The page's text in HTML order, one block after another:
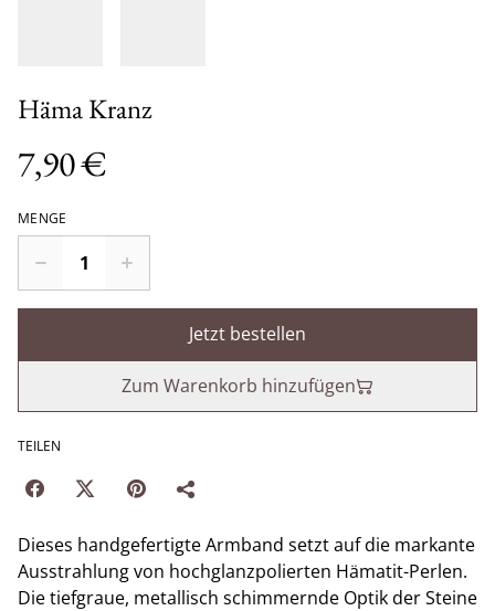
Häma Kranz
7,90 €
MENGE
Jetzt bestellen
Zum Warenkorb hinzufügen
TEILEN
Dieses handgefertigte Armband setzt auf die markante
Ausstrahlung von hochglanzpolierten Hämatit-Perlen.
Die tiefgraue, metallisch schimmernde Optik der Steine